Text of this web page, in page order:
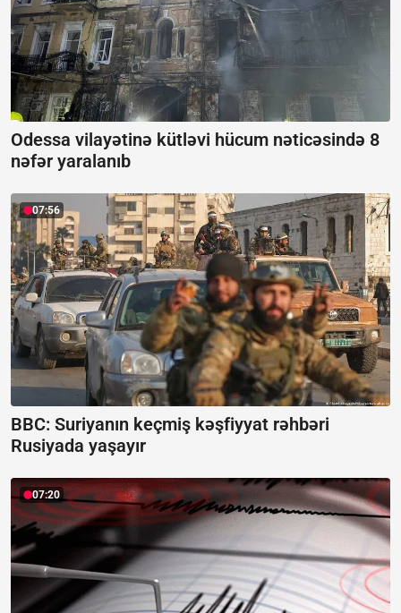
Odessa vilayətinə kütləvi hücum nəticəsində 8
nəfər yaralanıb
07:56
BBC: Suriyanın keçmiş kəşfiyyat rəhbəri
Rusiyada yaşayır
07:20